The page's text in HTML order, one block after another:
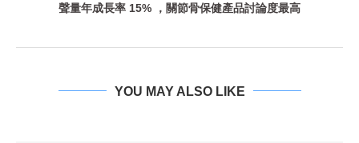
聲量年成長率 15% ，關節骨保健產品討論度最高
YOU MAY ALSO LIKE